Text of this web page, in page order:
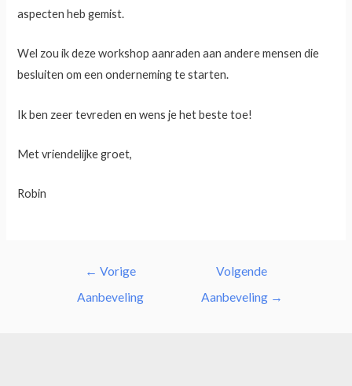
aspecten heb gemist.
Wel zou ik deze workshop aanraden aan andere mensen die
besluiten om een onderneming te starten.
Ik ben zeer tevreden en wens je het beste toe!
Met vriendelijke groet,
Robin
← Vorige
Aanbeveling
Volgende
Aanbeveling →